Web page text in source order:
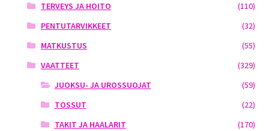
TERVEYS JA HOITO
(110)
PENTUTARVIKKEET
(32)
MATKUSTUS
(55)
VAATTEET
(329)
JUOKSU- JA UROSSUOJAT
(59)
TOSSUT
(22)
TAKIT JA HAALARIT
(170)